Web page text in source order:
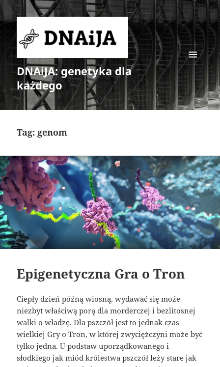
DNAiJA: genetyka dla
każdego
MENU
WIDGETY
Tag: genom
Epigenetyczna Gra o Tron
Ciepły dzień późną wiosną, wydawać się może
niezbyt właściwą porą dla morderczej i bezlitosnej
walki o władzę. Dla pszczół jest to jednak czas
wielkiej Gry o Tron, w której zwyciężczyni może być
tylko jedna. U podstaw uporządkowanego i
słodkiego jak miód królestwa pszczół leży stare jak